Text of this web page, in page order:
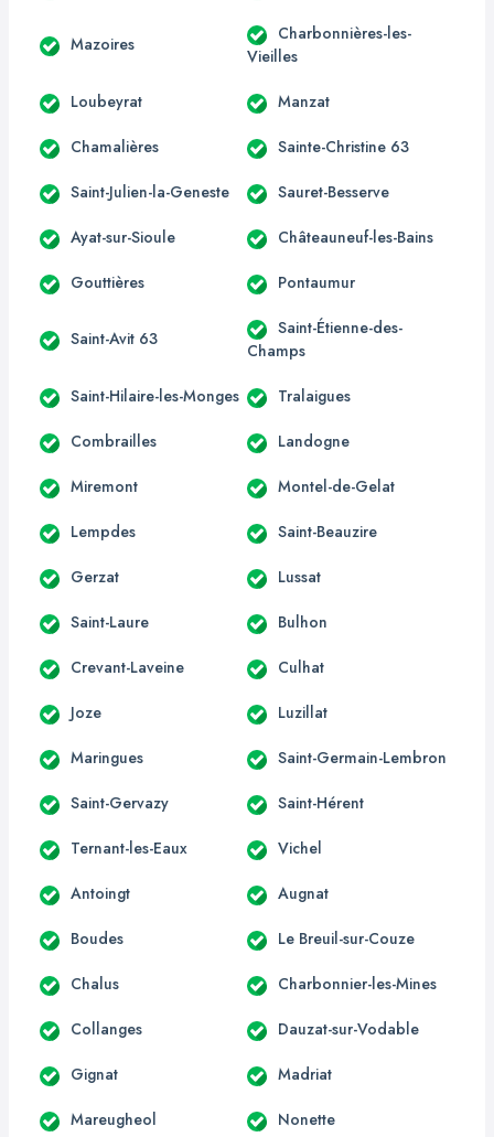
Mazoires
Charbonnières-les-
Vieilles
Loubeyrat Manzat
Chamalières Sainte-Christine 63
Saint-Julien-la-Geneste Sauret-Besserve
Ayat-sur-Sioule Châteauneuf-les-Bains
Gouttières Pontaumur
Saint-Avit 63
Saint-Étienne-des-
Champs
Saint-Hilaire-les-Monges Tralaigues
Combrailles Landogne
Miremont Montel-de-Gelat
Lempdes Saint-Beauzire
Gerzat Lussat
Saint-Laure Bulhon
Crevant-Laveine Culhat
Joze Luzillat
Maringues Saint-Germain-Lembron
Saint-Gervazy Saint-Hérent
Ternant-les-Eaux Vichel
Antoingt Augnat
Boudes Le Breuil-sur-Couze
Chalus Charbonnier-les-Mines
Collanges Dauzat-sur-Vodable
Gignat Madriat
Mareugheol Nonette